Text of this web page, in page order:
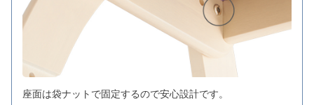
座面は袋ナットで固定するので安心設計です。